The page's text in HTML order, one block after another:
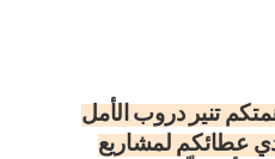
تنير دروب الأمل
عطائكم لمشاريع